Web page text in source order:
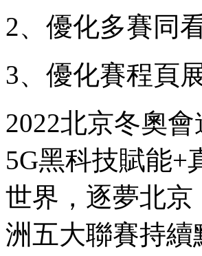
2、優化多賽同
3、優化賽程頁
2022北京冬奧
5G黑科技賦能+
世界，逐夢北
洲五大聯賽持